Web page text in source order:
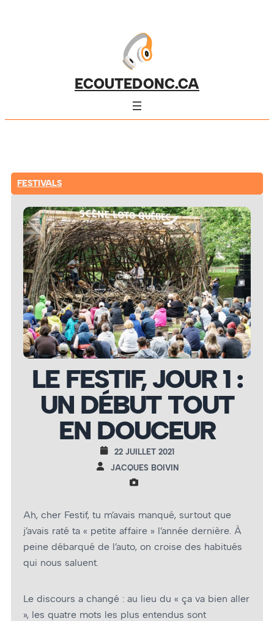
ECOUTEDONC.CA
FESTIVALS
LE FESTIF, JOUR 1 :
UN DÉBUT TOUT
EN DOUCEUR
22 JUILLET 2021
JACQUES BOIVIN
Ah, cher Festif, tu m’avais manqué, surtout que
j’avais raté ta « petite affaire » l’année dernière. À
peine débarqué de l’auto, on croise des habitués
qui nous saluent.
Le discours a changé : au lieu du « ça va bien aller
», les quatre mots les plus entendus sont